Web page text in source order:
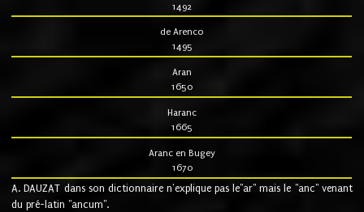
1492
de Arenco
1495
Aran
1650
Haranc
1665
Aranc en Bugey
1670
A. DAUZAT dans son dictionnaire n'explique pas le"ar" mais le "anc" venant
du pré-latin "ancum".